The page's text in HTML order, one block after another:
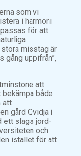
som vi
i harmoni
för att
misstag är
gång uppifrån”,
att
bekämpa både
att
gård Qvidja i
ett slags jord-
och
istället för att